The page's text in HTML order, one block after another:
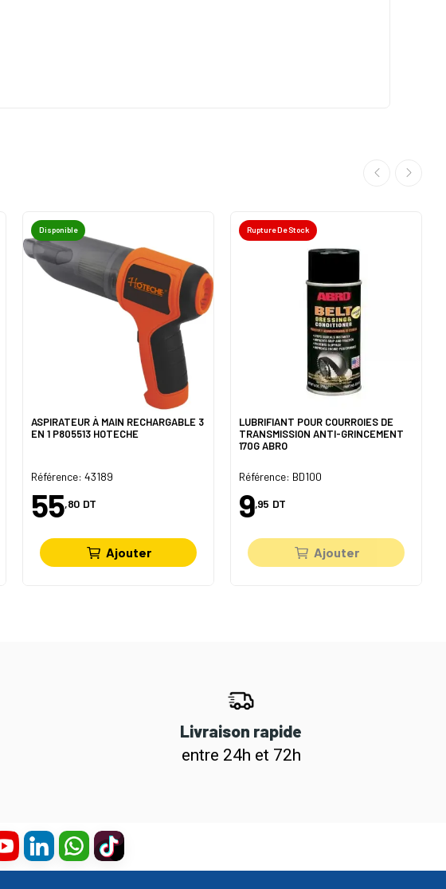
Disponible
ASPIRATEUR À MAIN RECHARGABLE 3
EN 1 P805513 HOTECHE
Référence: 43189
55,80 DT
Ajouter
Rupture De Stock
LUBRIFIANT POUR COURROIES DE
TRANSMISSION ANTI-GRINCEMENT
170G ABRO
Référence: BD100
9,95 DT
Ajouter
Livraison rapide
entre 24h et 72h